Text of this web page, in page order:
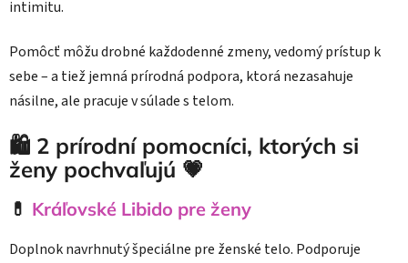
intimitu.
Pomôcť môžu drobné každodenné zmeny, vedomý prístup k
sebe – a tiež jemná prírodná podpora, ktorá nezasahuje
násilne, ale pracuje v súlade s telom.
🛍 2 prírodní pomocníci, ktorých si
ženy pochvaľujú 💗
💊 Kráľovské Libido pre ženy
Doplnok navrhnutý špeciálne pre ženské telo. Podporuje